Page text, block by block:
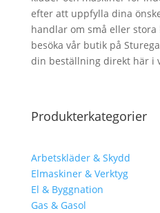
efter att uppfylla dina
handlar om små eller stora
besöka vår butik på
din beställning direkt här i
Produkterkategorier
Arbetskläder & Skydd
Elmaskiner & Verktyg
El & Byggnation
Gas & Gasol